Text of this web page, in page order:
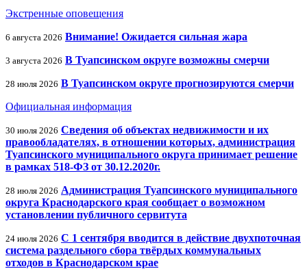
Экстренные оповещения
6 августа 2026 Внимание! Ожидается сильная жара
3 августа 2026 В Туапсинском округе возможны смерчи
28 июля 2026 В Туапсинском округе прогнозируются смерчи
Официальная информация
30 июля 2026 Сведения об объектах недвижимости и их
правообладателях, в отношении которых, администрация
Туапсинского муниципального округа принимает решение
в рамках 518-ФЗ от 30.12.2020г.
28 июля 2026 Администрация Туапсинского муниципального
округа Краснодарского края сообщает о возможном
установлении публичного сервитута
24 июля 2026 С 1 сентября вводится в действие двухпоточная
система раздельного сбора твёрдых коммунальных
отходов в Краснодарском крае